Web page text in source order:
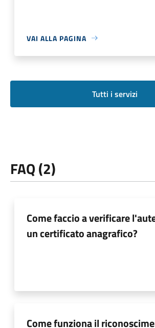
VAI ALLA PAGINA
Tutti i servizi
FAQ (2)
Come faccio a verificare
un certificato anagrafico?
Come funziona il